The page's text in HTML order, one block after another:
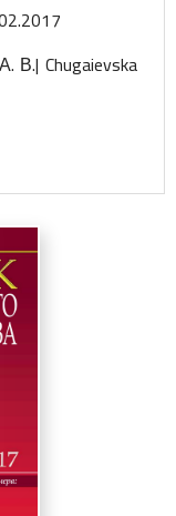
В.| Chugaievska